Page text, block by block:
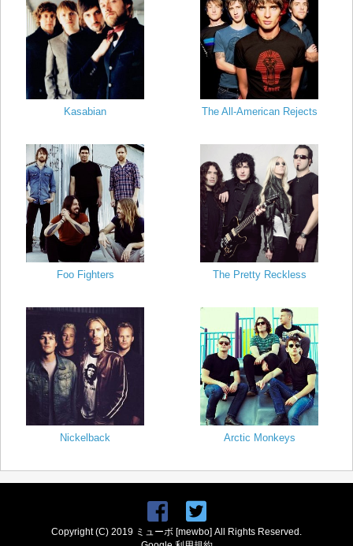
Kasabian The All-American Rejects
Foo Fighters The Pretty Reckless
Nickelback Arctic Monkeys
Copyright (C) 2019 ミューボ [mewbo] All Rights Reserved.